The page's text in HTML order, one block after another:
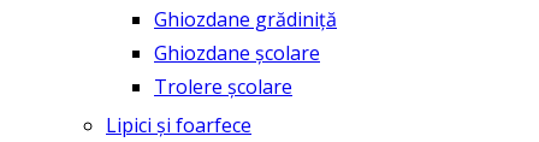
Ghiozdane grădiniță
Ghiozdane școlare
Trolere școlare
Lipici și foarfece